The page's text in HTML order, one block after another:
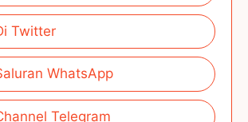
Twitter
WhatsApp
Telegram